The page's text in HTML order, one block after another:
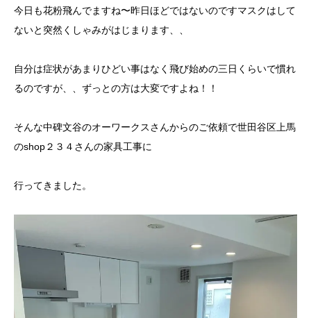
今日も花粉飛んでますね〜昨日ほどではないのですマスクはして
ないと突然くしゃみがはじまります、、
自分は症状があまりひどい事はなく飛び始めの三日くらいで慣れ
るのですが、、ずっとの方は大変ですよね！！
そんな中碑文谷のオーワークスさんからのご依頼で世田谷区上馬
のshop２３４さんの家具工事に
行ってきました。